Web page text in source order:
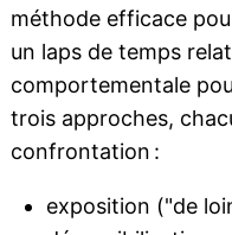
méthode efficace
un laps de temps
comportementale
trois approches,
confrontation :
exposition ("de